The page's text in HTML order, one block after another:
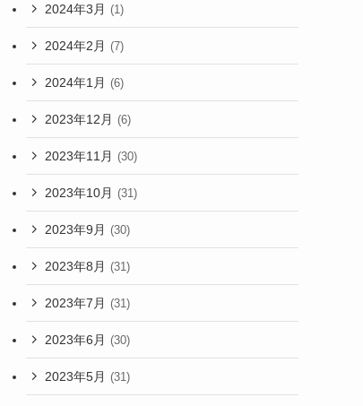
2024年3月 (1)
2024年2月 (7)
2024年1月 (6)
2023年12月 (6)
2023年11月 (30)
2023年10月 (31)
2023年9月 (30)
2023年8月 (31)
2023年7月 (31)
2023年6月 (30)
2023年5月 (31)